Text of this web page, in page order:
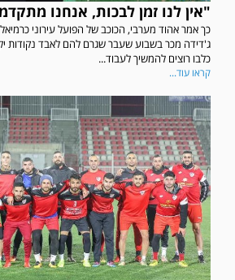
"אין לנו זמן לבכות, אנחנו
כך אמר אהוד מערבי, הכוכב של הפועל עירוני
ג'דידה מכר בשבוע שעבר שגרם להם לאבד נקודות
כלבו רוצים להמשיך לעבוד...
קראו עוד...